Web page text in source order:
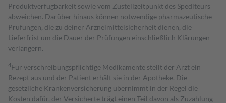
Produktverfügbarkeit sowie vom Zustellzeitpunkt des Spediteurs
abweichen. Darüber hinaus können notwendige pharmazeutische
Prüfungen, die zu deiner Arzneimittelsicherheit dienen, die
Lieferfrist um die Dauer der Prüfungen einschließlich Klärungen
verlängern.
4Für verschreibungspflichtige Medikamente stellt der Arzt ein
Rezept aus und der Patient erhält sie in der Apotheke. Die
gesetzliche Krankenversicherung übernimmt in der Regel die
Kosten dafür, der Versicherte trägt einen Teil davon als Zuzahlung